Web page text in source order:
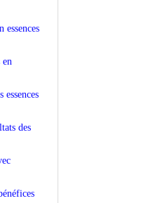
essences
des